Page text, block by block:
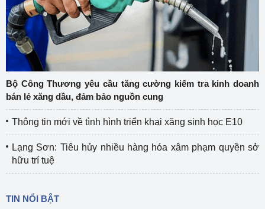
Bộ Công Thương yêu cầu tăng cường kiểm tra kinh doanh
bán lẻ xăng dầu, đảm bảo nguồn cung
Thông tin mới về tình hình triển khai xăng sinh học E10
Lạng Sơn: Tiêu hủy nhiều hàng hóa xâm phạm quyền sở
hữu trí tuệ
TIN NỔI BẬT